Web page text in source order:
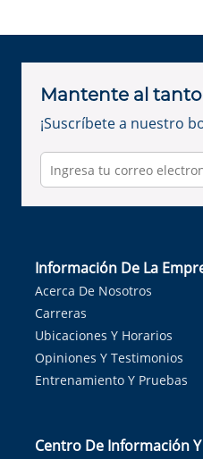
Mantente al
¡Suscríbete a nuestro
Información De La
Acerca De Nosotros
Carreras
Ubicaciones Y Horarios
Opiniones Y Testimonios
Entrenamiento Y Pruebas
Centro De Información